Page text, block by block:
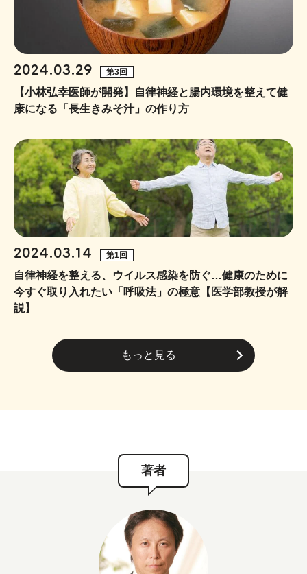
2024.03.29 第3回
【小林弘幸医師が開発】自律神経と腸内環境を整えて健
康になる「長生きみそ汁」の作り方
2024.03.14 第1回
自律神経を整える、ウイルス感染を防ぐ…健康のために
今すぐ取り入れたい「呼吸法」の極意【医学部教授が解
説】
もっと見る
著者